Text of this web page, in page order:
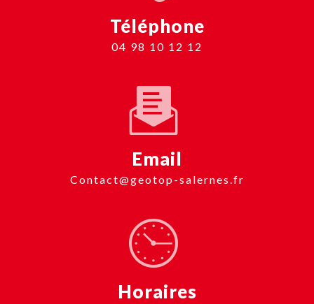
Téléphone
04 98 10 12 12
Email
contact@geotop-salernes.fr
Horaires